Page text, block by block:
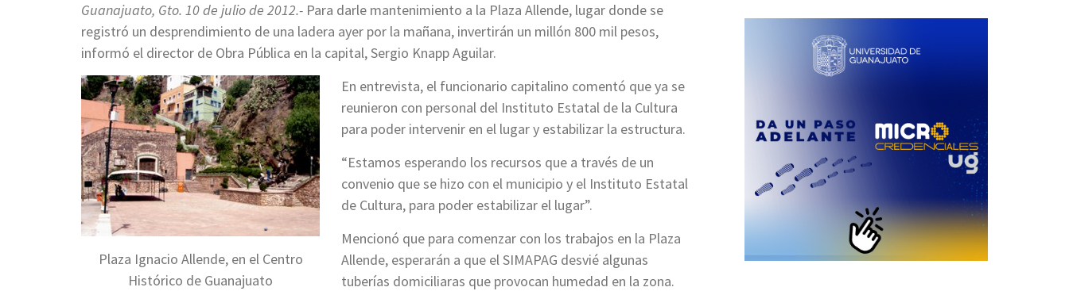
Guanajuato, Gto. 10 de julio de 2012.- Para darle mantenimiento a la Plaza Allende, lugar donde se
registró un desprendimiento de una ladera ayer por la mañana, invertirán un millón 800 mil pesos,
informó el director de Obra Pública en la capital, Sergio Knapp Aguilar.
Plaza Ignacio Allende, en el Centro
Histórico de Guanajuato
En entrevista, el funcionario capitalino comentó que ya se
reunieron con personal del Instituto Estatal de la Cultura
para poder intervenir en el lugar y estabilizar la estructura.
“Estamos esperando los recursos que a través de un
convenio que se hizo con el municipio y el Instituto Estatal
de Cultura, para poder estabilizar el lugar”.
Mencionó que para comenzar con los trabajos en la Plaza
Allende, esperarán a que el SIMAPAG desvié algunas
tuberías domiciliaras que provocan humedad en la zona.